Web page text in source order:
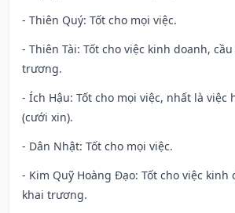
- Thiên Quý: Tốt cho mọi việc.
- Thiên Tài: Tốt cho việc kinh doanh,
trương.
- Ích Hậu: Tốt cho mọi việc, nhất là việc
(cưới xin).
- Dân Nhật: Tốt cho mọi việc.
- Kim Quỹ Hoàng Đạo: Tốt cho việc kinh
khai trương.